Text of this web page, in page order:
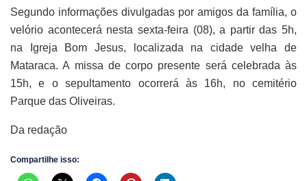
Segundo informações divulgadas por amigos da família, o
velório acontecerá nesta sexta-feira (08), a partir das 5h,
na Igreja Bom Jesus, localizada na cidade velha de
Mataraca. A missa de corpo presente será celebrada às
15h, e o sepultamento ocorrerá às 16h, no cemitério
Parque das Oliveiras.
Da redação
Compartilhe isso: